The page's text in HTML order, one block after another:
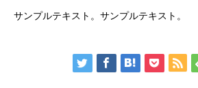
サンプルテキスト。サンプルテキスト。